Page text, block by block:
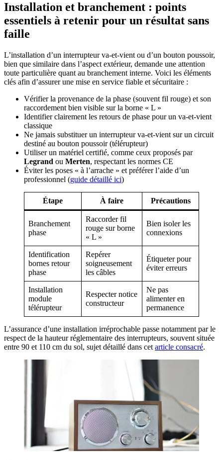
Installation et branchement : points
essentiels à retenir pour un résultat sans
faille
L’installation d’un interrupteur va-et-vient ou d’un bouton poussoir,
bien que similaire dans l’aspect extérieur, demande une attention
toute particulière quant au branchement interne. Voici les éléments
clés afin d’assurer une mise en service fiable et sécuritaire :
Vérifier la provenance de la phase (souvent fil rouge) et son
raccordement bien visible sur la borne « L »
Identifier clairement les retours de phase pour un va-et-vient
classique
Ne jamais substituer un interrupteur va-et-vient sur un circuit
destiné au bouton poussoir (télérupteur)
Utiliser un matériel certifié, comme ceux proposés par
Legrand ou Merten, respectant les normes CE
Éviter les poses « à l’arrache » et préférer l’aide d’un
professionnel (guide détaillé ici)
Étape À faire Précautions
Branchement
phase
Raccorder fil
rouge sur borne
« L »
Bien isoler les
connexions
Identification
bornes retour
phase
Repérer
soigneusement
les câbles
Étiqueter pour
éviter erreurs
Installation
module
télérupteur
Respecter notice
constructeur
Ne pas
alimenter en
permanence
L’assurance d’une installation irréprochable passe notamment par le
respect de la hauteur réglementaire des interrupteurs, souvent située
entre 90 et 110 cm du sol, sujet détaillé dans cet article consacré.